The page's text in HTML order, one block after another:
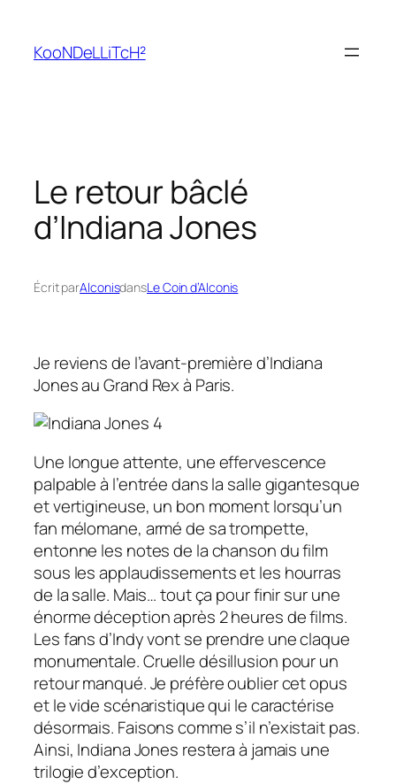
contenu
KooNDeLLiTcH²
Le retour bâclé
d’Indiana Jones
Écrit parAlconisdansLe Coin d’Alconis
Je reviens de l’avant-première d’Indiana
Jones au Grand Rex à Paris.
Une longue attente, une effervescence
palpable à l’entrée dans la salle gigantesque
et vertigineuse, un bon moment lorsqu’un
fan mélomane, armé de sa trompette,
entonne les notes de la chanson du film
sous les applaudissements et les hourras
de la salle. Mais… tout ça pour finir sur une
énorme déception après 2 heures de films.
Les fans d’Indy vont se prendre une claque
monumentale. Cruelle désillusion pour un
retour manqué. Je préfère oublier cet opus
et le vide scénaristique qui le caractérise
désormais. Faisons comme s’il n’existait pas.
Ainsi, Indiana Jones restera à jamais une
trilogie d’exception.